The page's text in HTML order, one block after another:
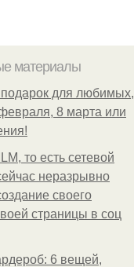
материалы
для любимых,
8 марта или
то есть сетевой
неразрывно
своего
страницы в соц
6 вещей,